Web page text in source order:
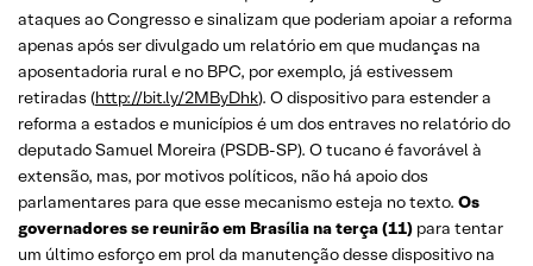
ataques ao Congresso e sinalizam que poderiam apoiar a reforma
apenas após ser divulgado um relatório em que mudanças na
aposentadoria rural e no BPC, por exemplo, já estivessem
retiradas (http://bit.ly/2MByDhk). O dispositivo para estender a
reforma a estados e municípios é um dos entraves no relatório do
deputado Samuel Moreira (PSDB-SP). O tucano é favorável à
extensão, mas, por motivos políticos, não há apoio dos
parlamentares para que esse mecanismo esteja no texto. Os
governadores se reunirão em Brasília na terça (11) para tentar
um último esforço em prol da manutenção desse dispositivo na